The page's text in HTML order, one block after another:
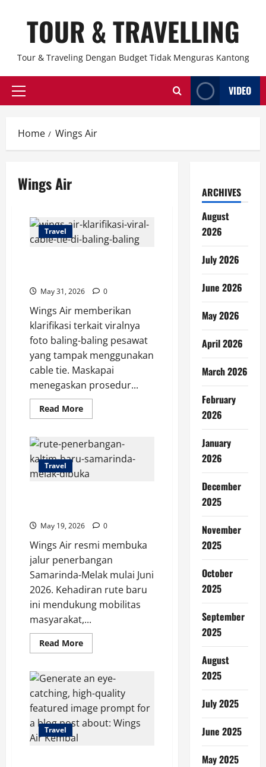
TOUR & TRAVELLING
Tour & Traveling Dengan Budget Tidak Menguras Kantong
Primary
VIDEO
Home Wings Air
Wings Air
Travel
May 31, 2026 0
Wings Air memberikan
klarifikasi terkait viralnya
foto baling-baling pesawat
yang tampak menggunakan
cable tie. Maskapai
menegaskan prosedur...
Read MoreRead
more
Air
Klarifikasi
Viral
Cable
Tie
Travel
May 19, 2026 0
Wings Air resmi membuka
jalur penerbangan
Samarinda-Melak mulai Juni
2026. Kehadiran rute baru
ini mendukung mobilitas
masyarakat,...
Read MoreRead
more
Penerbangan
Kaltim
Baru
Samarinda-
Melak
Dibuka
Travel
ARCHIVES
August
2026
July 2026
June 2026
May 2026
April 2026
March 2026
February
2026
January
2026
December
2025
November
2025
October
2025
September
2025
August
2025
July 2025
June 2025
May 2025